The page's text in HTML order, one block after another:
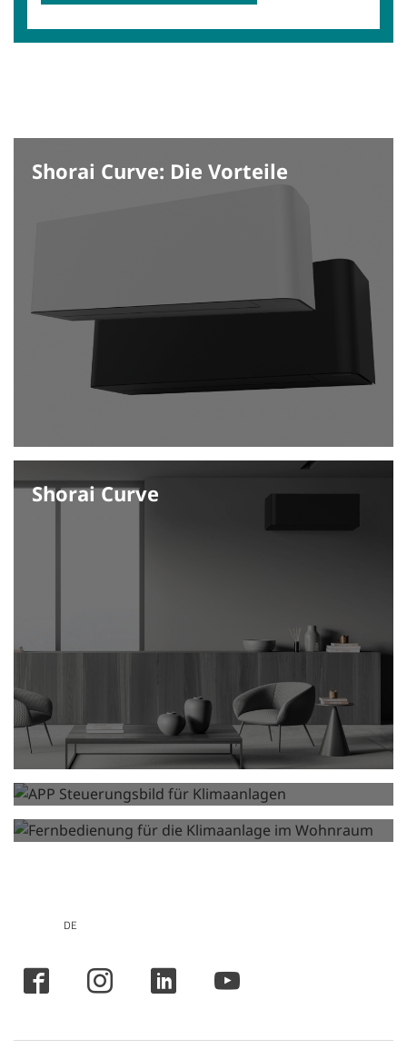
Shorai Curve: Die Vorteile
Shorai Curve
Steuerungen für Klima­anlage und
Wärme­pumpe
DE